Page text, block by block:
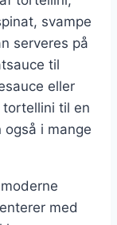
svampe
serveres på
til
eller
til en
i mange
med